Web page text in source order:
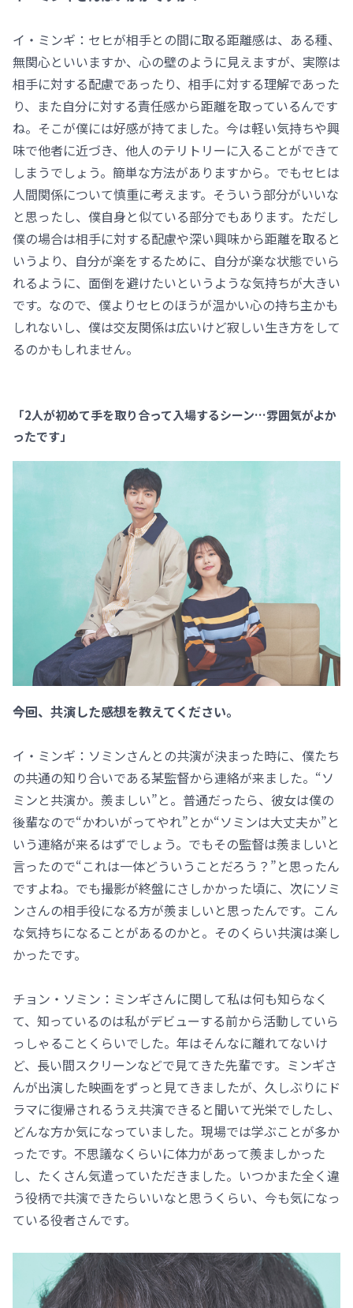
イ・ミンギ：セヒが相手との間に取る距離感は、ある種、
無関心といいますか、心の壁のように見えますが、実際は
相手に対する配慮であったり、相手に対する理解であった
り、また自分に対する責任感から距離を取っているんです
ね。そこが僕には好感が持てました。今は軽い気持ちや興
味で他者に近づき、他人のテリトリーに入ることができて
しまうでしょう。簡単な方法がありますから。でもセヒは
人間関係について慎重に考えます。そういう部分がいいな
と思ったし、僕自身と似ている部分でもあります。ただし
僕の場合は相手に対する配慮や深い興味から距離を取ると
いうより、自分が楽をするために、自分が楽な状態でいら
れるように、面倒を避けたいというような気持ちが大きい
です。なので、僕よりセヒのほうが温かい心の持ち主かも
しれないし、僕は交友関係は広いけど寂しい生き方をして
るのかもしれません。
「2人が初めて手を取り合って入場するシーン…雰囲気がよか
ったです」
――今回、共演した感想を教えてください。
イ・ミンギ：ソミンさんとの共演が決まった時に、僕たち
の共通の知り合いである某監督から連絡が来ました。“ソ
ミンと共演か。羨ましい”と。普通だったら、彼女は僕の
後輩なので“かわいがってやれ”とか“ソミンは大丈夫か”と
いう連絡が来るはずでしょう。でもその監督は羨ましいと
言ったので“これは一体どういうことだろう？”と思ったん
ですよね。でも撮影が終盤にさしかかった頃に、次にソミ
ンさんの相手役になる方が羨ましいと思ったんです。こん
な気持ちになることがあるのかと。そのくらい共演は楽し
かったです。
チョン・ソミン：ミンギさんに関して私は何も知らなく
て、知っているのは私がデビューする前から活動していら
っしゃることくらいでした。年はそんなに離れてないけ
ど、長い間スクリーンなどで見てきた先輩です。ミンギさ
んが出演した映画をずっと見てきましたが、久しぶりにド
ラマに復帰されるうえ共演できると聞いて光栄でしたし、
どんな方か気になっていました。現場では学ぶことが多か
ったです。不思議なくらいに体力があって羨ましかった
し、たくさん気遣っていただきました。いつかまた全く違
う役柄で共演できたらいいなと思うくらい、今も気になっ
ている役者さんです。